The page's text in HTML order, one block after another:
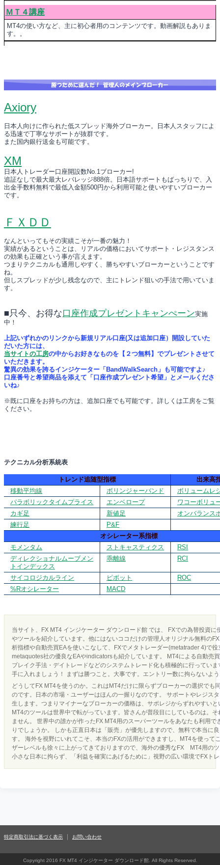
ＭＴ４講座
MT4の使い方など、主に初心者用のコンテンツです。動画解説もありま
す。。
Axiory
日本人向けに作られた低スプレッド海外ブローカー。日本人スタッフによ
る迅速で丁寧なサポートが抜群です。
また国内銀行送金も可能です。
XM
日本人トレーダー口座開設数No.1ブローカー!
追証なしで最大最大レバレッジ888倍。日本語サポートもばっちりで、入
出金手数料無料で最低入金額500円から利用可能と使いやすいブローカー
です。
ＦＸＤＤ
なんといってもその実績こそが一番の魅力！
実績があるということは、リアルの価格においてサポート・レジスタンス
の効果も正確という事が言えます。
つまりテクニカルも通用しやすく、勝ちやすいブローカーということです
ね。
但しスプレッドが少し残念なので、主にトレンド狙いの手法で用いていま
す。
■只今、お得な口座作成プレゼントキャンぺーン実施
中！
上記いずれかのリンクから新規リアル口座(又は追加口座）開設していた
だいた方には、
当サイトの工房の中からお好きなものを【２つ無料】でプレゼントさせて
いただきます。
驚異の効果を誇るインジケーター「BandWalkSearch」も可能ですよ♪
口座番号と希望商品を添えて「口座作成プレゼント希望」とメールくださ
いね♪
※既に口座をお持ちの方は、追加口座でも可能です。詳しくは工房をご覧
ください。
テクニカル分析系統表
トレンド追随型指標
出来高
移動平均線
ボリンジャーバンド
ボリュームレ
パラボリックタイムプライス
エンベロープ
ワコーボリュ
カギ足
新値足
オンバランス
練行足
P&F
オシレーター系指標
モメンタム
ストキャスティクス
RSI
ディレクショナルムーブメン
トインデックス
乖離線 RCI
サイコロジカルライン ピボット
ROC
%Rオシレーター
MACD
当サイト、FX MT4 インジケーター ダウンロード館 では、 FXでの為替投資
やツールを紹介しています。他にはないココだけの管理人オリジナル無料の
析指標や自動売買EAを使いこなして、FXでメタトレーダー(metatrader 4)で
metaquotes社の優良なEAやindicatorsも紹介しています。 MT4による自動売
ブレイク手法・デイトレードなどのシステムトレード化も積極的に行ってい
手に入れましょう！ まずは勝つこと。大事です。エントリー数に拘らないよ
どうしてFX MT4を使うのか。これはMT4だけに限らずブローカーの選択でも
のです。日本の市場・ユーザーはほんの一握りなのです。 サポートやレジス
生します。つまりマイナーなブローカーの価格は、サポレジからずれやすい
MT4のツールは世界中で転がっています。皆さんが普段目にしているのは。
ません。 世界中の誰かが作ったFX MT4用のスーパーツールをあなたも利用
りでしょうか。 しかも正直日本は「販売」が優先しますので、無料で本当に
す。 海外を視野にいれてこそ、本当のFXの活用ができますし、MT4を使って
ザーレベルも徐々に上がってきておりますので、海外の優秀なFX MT4用の
小さな日本に拘らず、「利益を確実にあげるために」視野の広い環境でFXト
特定商取引法に基づく表示 お問い合わせ
Copyright 2016 FX MT4 インジケーター ダウンロード館. All Rights Reserved.